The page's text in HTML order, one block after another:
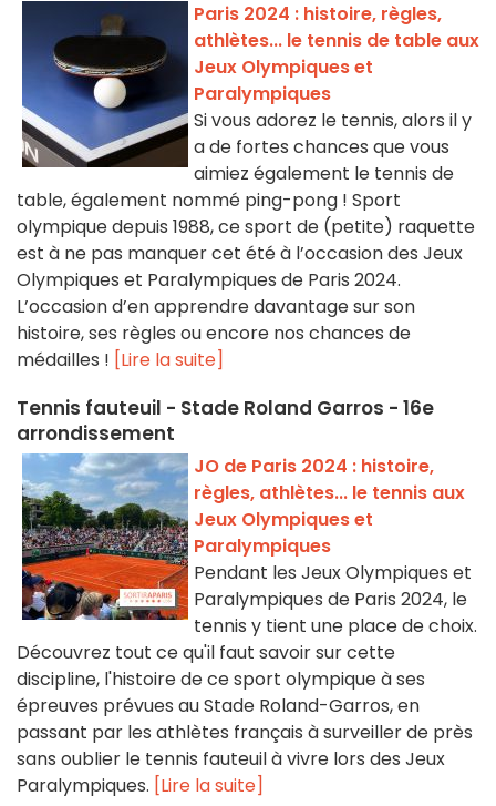
Paris 2024 : histoire, règles,
athlètes... le tennis de table aux
Jeux Olympiques et
Paralympiques
Si vous adorez le tennis, alors il y
a de fortes chances que vous
aimiez également le tennis de
table, également nommé ping-pong ! Sport
olympique depuis 1988, ce sport de (petite) raquette
est à ne pas manquer cet été à l’occasion des Jeux
Olympiques et Paralympiques de Paris 2024.
L’occasion d’en apprendre davantage sur son
histoire, ses règles ou encore nos chances de
médailles ! [Lire la suite]
Tennis fauteuil - Stade Roland Garros - 16e
arrondissement
JO de Paris 2024 : histoire,
règles, athlètes... le tennis aux
Jeux Olympiques et
Paralympiques
Pendant les Jeux Olympiques et
Paralympiques de Paris 2024, le
tennis y tient une place de choix.
Découvrez tout ce qu'il faut savoir sur cette
discipline, l'histoire de ce sport olympique à ses
épreuves prévues au Stade Roland-Garros, en
passant par les athlètes français à surveiller de près
sans oublier le tennis fauteuil à vivre lors des Jeux
Paralympiques. [Lire la suite]